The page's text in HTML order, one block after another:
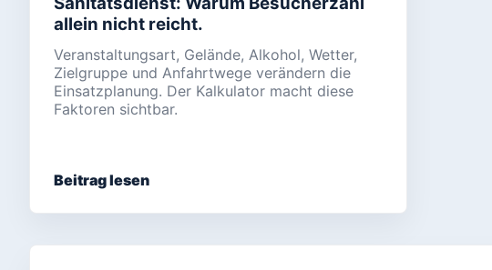
allein nicht reicht.
Veranstaltungsart, Gelände, Alkohol, Wetter,
Zielgruppe und Anfahrtwege verändern die
Einsatzplanung. Der Kalkulator macht diese
Faktoren sichtbar.
Beitrag lesen